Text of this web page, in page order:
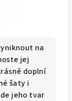
na
jej
doplní
šaty i
jeho tvar